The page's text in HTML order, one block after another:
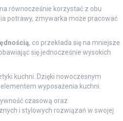
równocześnie korzystać z obu
potrawy, zmywarka może pracować
, co przekłada się na mniejsze
się jednocześnie wysokich
kuchni. Dzięki nowoczesnym
wyposażenia kuchni.
czasową oraz
i stylowych rozwiązań w swojej